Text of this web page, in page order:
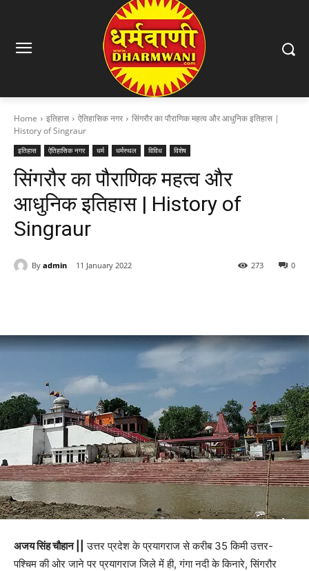
Home इतिहास ऐतिहासिक नगर
सिंगरौर का पौराणिक महत्व और आधुनिक इतिहास |
History of Singraur
इतिहास ऐतिहासिक नगर धर्म धर्मस्थल विविध विशेष
सिंगरौर का पौराणिक महत्व और
आधुनिक इतिहास | History of
Singraur
By admin 11 January 2022 0
273
अजय सिंह चौहान ||
उत्तर प्रदेश के प्रयागराज से करीब 35 किमी उत्तर-
पश्चिम की ओर जाने पर प्रयागराज जिले में ही, गंगा नदी के किनारे, सिंगरौर